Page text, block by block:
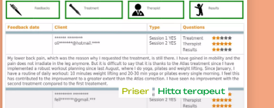
Priser Hitta terapeut